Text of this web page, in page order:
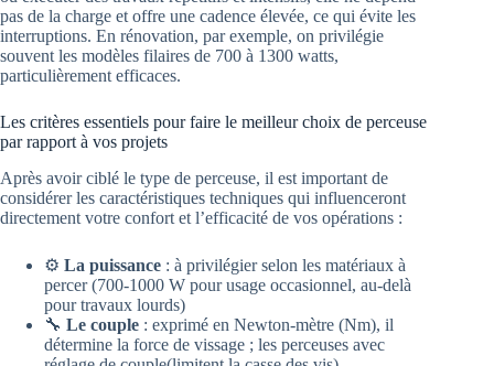
pas de la charge et offre une cadence élevée, ce qui évite les
interruptions. En rénovation, par exemple, on privilégie
souvent les modèles filaires de 700 à 1300 watts,
particulièrement efficaces.
Les critères essentiels pour faire le meilleur choix de perceuse
par rapport à vos projets
Après avoir ciblé le type de perceuse, il est important de
considérer les caractéristiques techniques qui influenceront
directement votre confort et l’efficacité de vos opérations :
⚙️ La puissance : à privilégier selon les matériaux à
percer (700-1000 W pour usage occasionnel, au-delà
pour travaux lourds)
🔧 Le couple : exprimé en Newton-mètre (Nm), il
détermine la force de vissage ; les perceuses avec